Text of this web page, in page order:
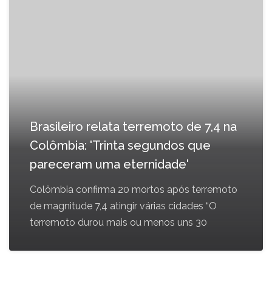
Brasileiro relata terremoto de 7,4 na
Colômbia: 'Trinta segundos que
pareceram uma eternidade'
Colômbia confirma 20 mortos após terremoto
de magnitude 7,4 atingir várias cidades “O
terremoto durou mais ou menos uns 30